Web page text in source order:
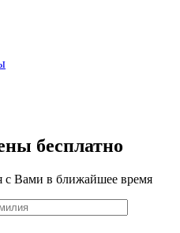
бесплатно
с Вами в ближайшее время